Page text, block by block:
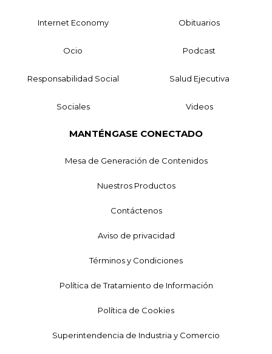
Internet Economy Obituarios
Ocio Podcast
Responsabilidad Social Salud Ejecutiva
Sociales Videos
MANTÉNGASE CONECTADO
Mesa de Generación de Contenidos
Nuestros Productos
Contáctenos
Aviso de privacidad
Términos y Condiciones
Política de Tratamiento de Información
Política de Cookies
Superintendencia de Industria y Comercio